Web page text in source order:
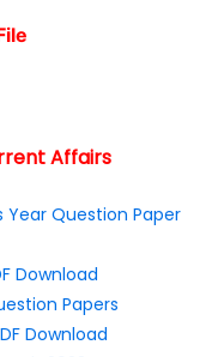
Affairs
Year Question Paper
Download
Papers
Download